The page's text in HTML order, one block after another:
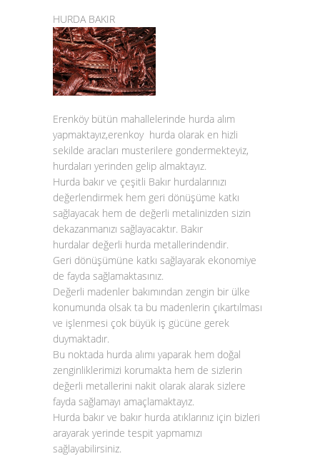
HURDA BAKIR
Erenköy bütün mahallelerinde hurda alım
yapmaktayız,erenkoy hurda olarak en hizli
sekilde aracları musterilere gondermekteyiz,
hurdaları yerinden gelip almaktayız.
Hurda bakır ve çeşitli Bakır hurdalarınızı
değerlendirmek hem geri dönüşüme katkı
sağlayacak hem de değerli metalinizden sizin
dekazanmanızı sağlayacaktır. Bakır
hurdalar değerli hurda metallerindendir.
Geri dönüşümüne katkı sağlayarak ekonomiye
de fayda sağlamaktasınız.
Değerli madenler bakımından zengin bir ülke
konumunda olsak ta bu madenlerin çıkartılması
ve işlenmesi çok büyük iş gücüne gerek
duymaktadır.
Bu noktada hurda alımı yaparak hem doğal
zenginliklerimizi korumakta hem de sizlerin
değerli metallerini nakit olarak alarak sizlere
fayda sağlamayı amaçlamaktayız.
Hurda bakır ve bakır hurda atıklarınız için bizleri
arayarak yerinde tespit yapmamızı
sağlayabilirsiniz.